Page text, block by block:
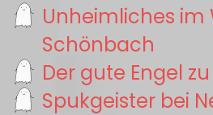
Unheimliches im
Schönbach
Der gute Engel
Spukgeister bei